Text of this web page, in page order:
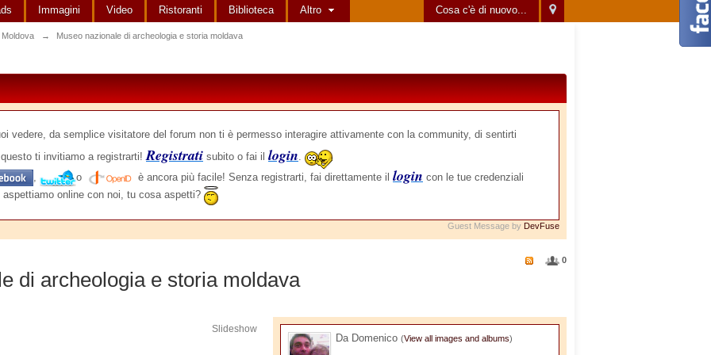
Cosa c'è di nuovo...
Immagini Video Ristoranti Biblioteca Altro
→ Museo nazionale di archeologia e storia moldava
vedere, da semplice visitatore del forum non ti è permesso interagire attivamente con la community, di sentirti
ti invitiamo a registrarti!Registrati subito o fai il login.
,
o è ancora più facile! Senza registrarti, fai direttamente il login con le tue credenziali
online con noi, tu cosa aspetti?
Guest Message by DevFuse
0
di archeologia e storia moldava
Da Domenico (View all images and albums)
Slideshow